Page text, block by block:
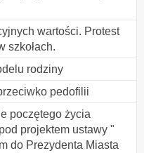
wartości. Protest
szkołach.
rodziny
pedofilii
poczętego życia
projektem ustawy "
do Prezydenta Miasta